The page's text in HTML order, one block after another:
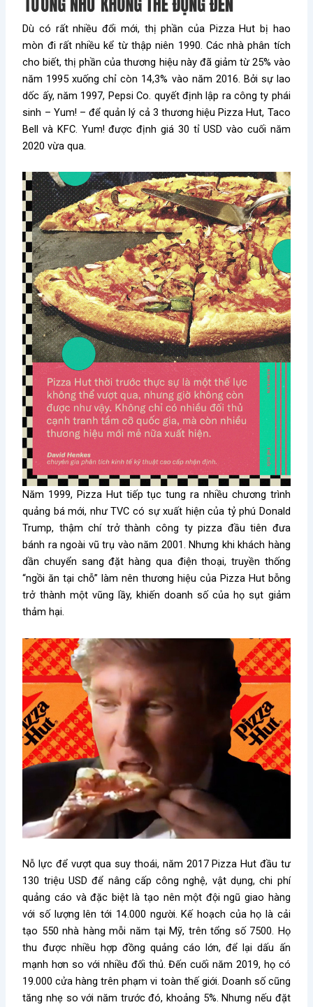
Dù có rất nhiều đổi mới, thị phần của Pizza Hut bị hao
mòn đi rất nhiều kể từ thập niên 1990. Các nhà phân tích
cho biết, thị phần của thương hiệu này đã giảm từ 25% vào
năm 1995 xuống chỉ còn 14,3% vào năm 2016. Bởi sự lao
dốc ấy, năm 1997, Pepsi Co. quyết định lập ra công ty phái
sinh – Yum! – để quản lý cả 3 thương hiệu Pizza Hut, Taco
Bell và KFC. Yum! được định giá 30 tỉ USD vào cuối năm
2020 vừa qua.
Năm 1999, Pizza Hut tiếp tục tung ra nhiều chương trình
quảng bá mới, như TVC có sự xuất hiện của tỷ phú Donald
Trump, thậm chí trở thành công ty pizza đầu tiên đưa
bánh ra ngoài vũ trụ vào năm 2001. Nhưng khi khách hàng
dần chuyển sang đặt hàng qua điện thoại, truyền thống
“ngồi ăn tại chỗ” làm nên thương hiệu của Pizza Hut bỗng
trở thành một vũng lầy, khiến doanh số của họ sụt giảm
thảm hại.
Nỗ lực để vượt qua suy thoái, năm 2017 Pizza Hut đầu tư
130 triệu USD để nâng cấp công nghệ, vật dụng, chi phí
quảng cáo và đặc biệt là tạo nên một đội ngũ giao hàng
với số lượng lên tới 14.000 người. Kế hoạch của họ là cải
tạo 550 nhà hàng mỗi năm tại Mỹ, trên tổng số 7500. Họ
thu được nhiều hợp đồng quảng cáo lớn, để lại dấu ấn
mạnh hơn so với nhiều đối thủ. Đến cuối năm 2019, họ có
19.000 cửa hàng trên phạm vi toàn thế giới. Doanh số cũng
tăng nhẹ so với năm trước đó, khoảng 5%. Nhưng nếu đặt